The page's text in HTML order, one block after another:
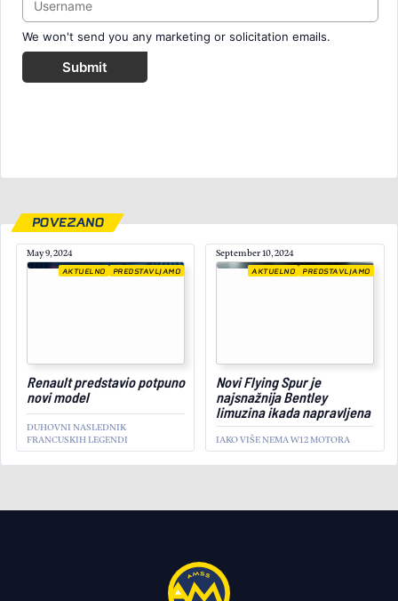
We won't send you any marketing or solicitation emails.
Submit
POVEZANO
May 9, 2024
Renault predstavio potpuno
novi model
DUHOVNI NASLEDNIK
FRANCUSKIH LEGENDI
AKTUELNO PREDSTAVLJAMO
September 10, 2024
Novi Flying Spur je
najsnažnija Bentley
limuzina ikada napravljena
IAKO VIŠE NEMA W12 MOTORA
AKTUELNO PREDSTAVLJAMO